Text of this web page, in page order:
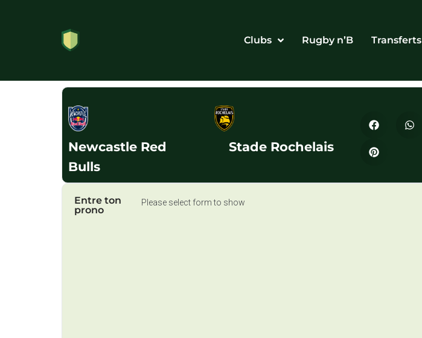
Clubs Rugby n’B Transferts
Newcastle Red
Bulls
Stade Rochelais
Entre ton
prono
Please select form to show